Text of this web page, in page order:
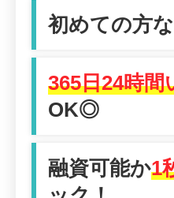
初めての方
365日24時
OK◎
融資可能か1